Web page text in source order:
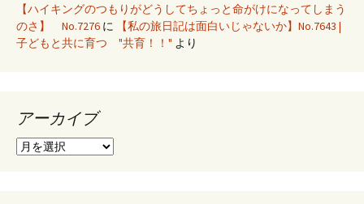
【ハイキングのつもりがどうしてちょっと命がけになってしまう
のさ】 No.7276 に
【私の旅日記は面白いじゃないか】No.7643 |
子どもと共に育つ "共育！！" より
アーカイブ
ア